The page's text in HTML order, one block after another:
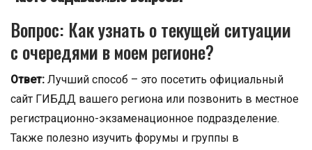
Вопрос: Как узнать о текущей ситуации
с очередями в моем регионе?
Ответ: Лучший способ – это посетить официальный
сайт ГИБДД вашего региона или позвонить в местное
регистрационно-экзаменационное подразделение.
Также полезно изучить форумы и группы в